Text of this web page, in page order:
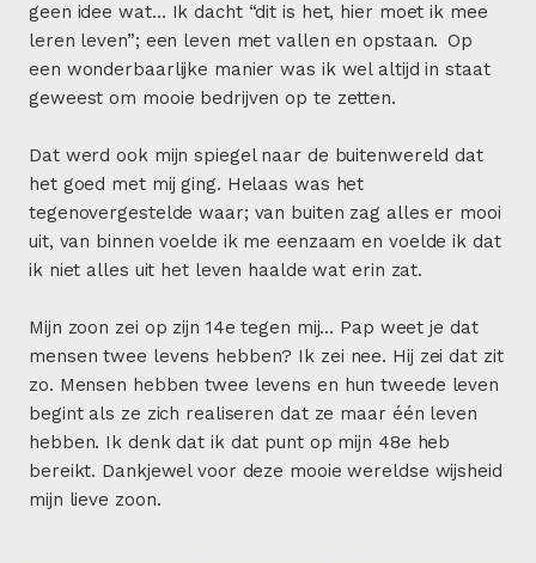
geen idee wat… Ik dacht “dit is het, hier moet ik mee
leren leven”; een leven met vallen en opstaan. Op
een wonderbaarlijke manier was ik wel altijd in staat
geweest om mooie bedrijven op te zetten.
Dat werd ook mijn spiegel naar de buitenwereld dat
het goed met mij ging. Helaas was het
tegenovergestelde waar; van buiten zag alles er mooi
uit, van binnen voelde ik me eenzaam en voelde ik dat
ik niet alles uit het leven haalde wat erin zat.
Mijn zoon zei op zijn 14e tegen mij... Pap weet je dat
mensen twee levens hebben? Ik zei nee. Hij zei dat zit
zo. Mensen hebben twee levens en hun tweede leven
begint als ze zich realiseren dat ze maar één leven
hebben. Ik denk dat ik dat punt op mijn 48e heb
bereikt. Dankjewel voor deze mooie wereldse wijsheid
mijn lieve zoon.